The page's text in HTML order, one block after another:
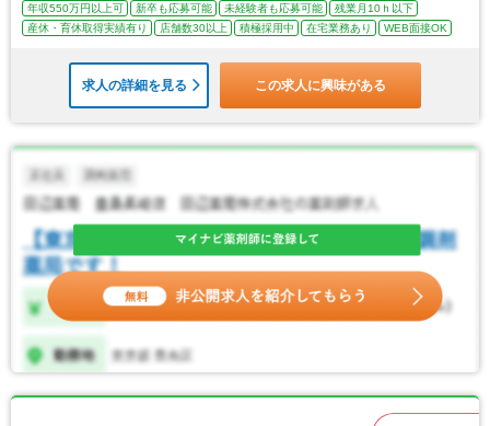
年収550万円以上可 新卒も応募可能 未経験者も応募可能
残業月10ｈ以下
産休・育休取得実績有り
店舗数30以上 積極採用中 在宅業務あり WEB面接OK
求人の詳細を見る この求人に興味がある